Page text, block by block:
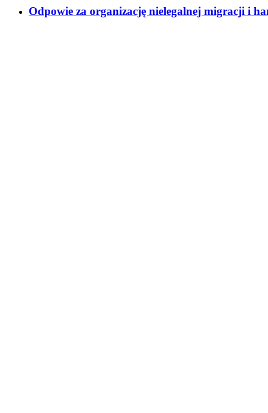
Odpowie za organizację nielegalnej migracji i